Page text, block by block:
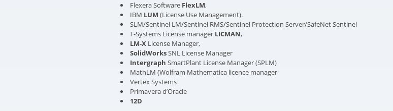
Flexera Software FlexLM,
IBM LUM (License Use Management).
SLM/Sentinel LM/Sentinel RMS/Sentinel Protection Server/SafeNet Sentinel
T-Systems License manager LICMAN,
LM-X License Manager,
SolidWorksSNL License Manager
Intergraph SmartPlant License Manager (SPLM)
MathLM (Wolfram Mathematica licence manager
Vertex Systems
Primavera d’Oracle
12D